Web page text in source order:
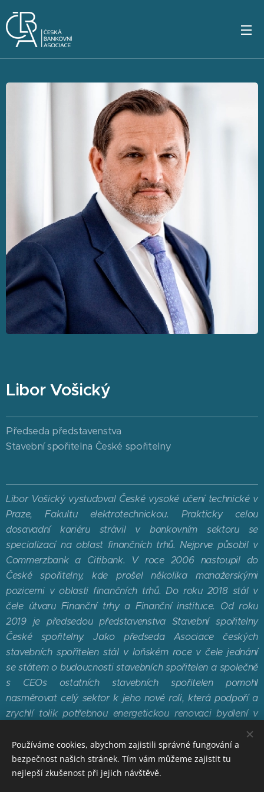
Libor Vošický
Předseda představenstva
Stavební spořitelna České spořitelny
Libor Vošický vystudoval České vysoké učení technické v
Praze, Fakultu elektrotechnickou. Prakticky celou
dosavadní kariéru strávil v bankovním sektoru se
specializací na oblast finančních trhů. Nejprve působil v
Commerzbank a Citibank. V roce 2006 nastoupil do
České spořitelny, kde prošel několika manažerskými
pozicemi v oblasti finančních trhů. Do roku 2018 stál v
čele útvaru Finanční trhy a Finanční instituce. Od roku
2019 je předsedou představenstva Stavební spořitelny
České spořitelny. Jako předseda Asociace českých
stavebních spořitelen stál v loňském roce v čele jednání
se státem o budoucnosti stavebních spořitelen a společně
s CEOs ostatních stavebních spořitelen pomohl
nasměrovat celý sektor k jeho nové roli, která podpoří a
zrychlí tolik potřebnou energetickou renovaci bydlení v
Používáme cookies, abychom zajistili správné fungování a
bezpečnost našich stránek. Tím vám můžeme zajistit tu
nejlepší zkušenost při jejich návštěvě.